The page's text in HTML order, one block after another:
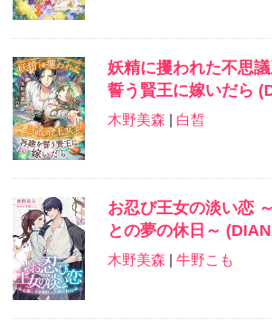
妖精に攫われた不思
誓う賢王に嫁いだら
木野美森 白皙
お忍び王女の淡い恋
との夢の休日～
木野美森 牛野こも